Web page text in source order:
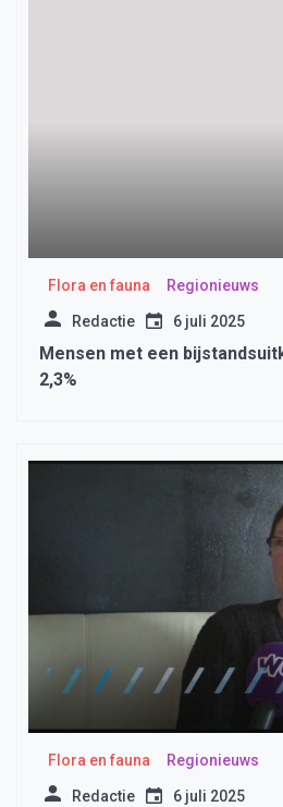
Flora en fauna Regionieuws
Redactie 6 juli 2025
Mensen met een
2,3%
Flora en fauna Regionieuws
Redactie 6 juli 2025